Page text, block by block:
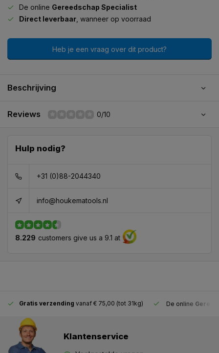
De online Gereedschap Specialist
Direct leverbaar , wanneer op voorraad
Heb je een vraag over dit product?
Beschrijving
Reviews 0/10
Hulp nodig?
+31 (0)88-2044340
info@houkematools.nl
8.229 customers give us a 9.1 at
Gratis verzending vanaf € 75,00 (tot 31kg) De online
Klantenservice